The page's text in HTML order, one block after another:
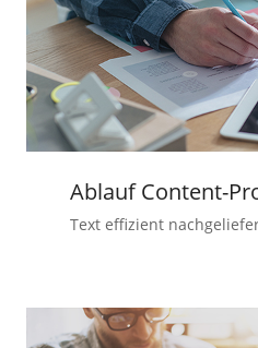
Ablauf Content-
Text effizient